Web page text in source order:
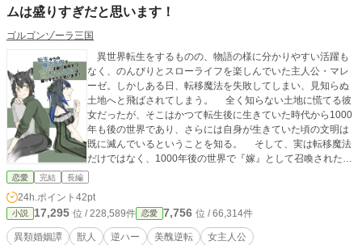
参考にした類似、または特定の事件等はありません。 ※作品
のがいる為、お守り的R15指定です。 ※R15指定に従い、残
酷・性的な仄めかしの描写がある話には＊を付けてありま
す。宜しくご検討ください。 ※毎年キャラ文芸大賞にエント
リーする予定です。 --------------- 旧題『さよならのタイミン
グ』105枚（約4万字）2008/5 PNイマダ名義 某小説投稿サ
イトのお題企画で書いた40枚弱を紆余曲折を経て改稿したも
のです。 --------------- 本作品は生成AI不使用です。 本作品は小
説家になろうにも掲載しています。
ムは盛りすぎだと思います！
ゴルゴンゾーラ三国
異世界転生をするものの、物語の様に分かりやすい活躍も
なく、のんびりとスローライフを楽しんでいた主人公・マレ
ーゼ。しかしある日、転移魔法を失敗してしまい、見知らぬ
土地へと飛ばされてしまう。 全く知らない土地に慌てる彼
女だったが、そこはかつて転生後に生きていた時代から1000
年も後の世界であり、さらには自身が生きていた頃の文明は
既に滅んでいるということを知る。 そして、実は転移魔法
だけではなく、1000年後の世界で『嫁』として召喚された事
実が判明し、召喚した相手たちと婚姻関係を結ぶこととな
兎獣人、なかなか心を開いてくれない狐獣人、そして本物の
狼のような狼獣人。この時代では『モテない』と言われてい
るらしい四人組は、マレーゼからしたらとてつもない美形た
恋愛 完結 長編
24h.ポイント 42pt
小説 17,295 位 / 228,589件 恋愛 7,756 位 / 66,314件
異類婚姻譚 獣人 逆ハー 美醜逆転 女主人公